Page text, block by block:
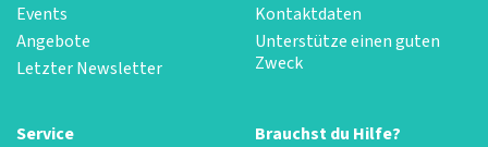
Events
Angebote
Letzter Newsletter
Kontaktdaten
Unterstütze einen guten
Zweck
Service
Brauchst du Hilfe?